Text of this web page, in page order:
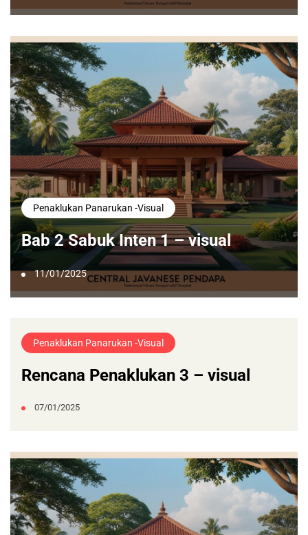
Penaklukan Panarukan -visual
Bab 2 Sabuk Inten 1 – visual
11/01/2025
Penaklukan Panarukan -visual
Rencana Penaklukan 3 – visual
07/01/2025